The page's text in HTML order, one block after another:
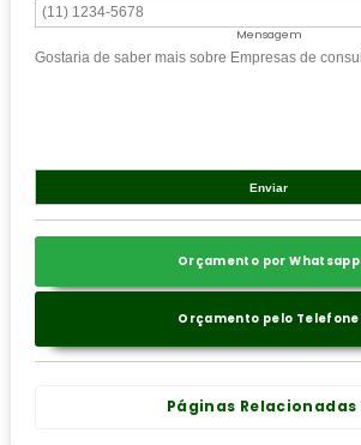
Mensagem
Orçamento por Whatsapp
Orçamento pelo Telefone
Páginas Relacionadas